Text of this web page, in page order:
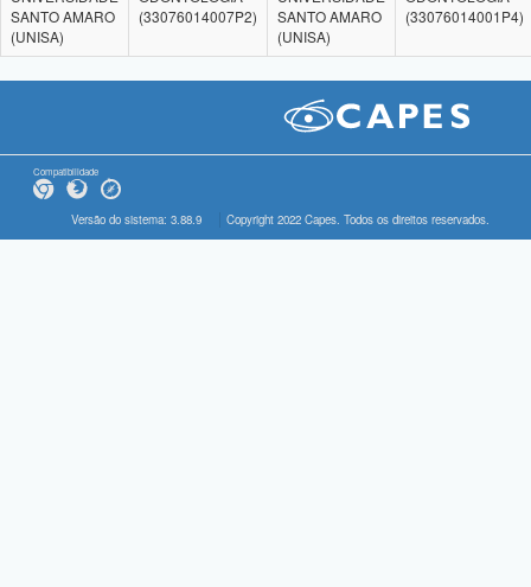
SANTO AMARO
(UNISA)
(33076014007P2)
SANTO AMARO
(UNISA)
(33076014001P4)
Compatibilidade
Versão do sistema: 3.88.9 Copyright 2022 Capes. Todos os direitos reservados.